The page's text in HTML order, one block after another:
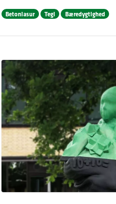
Betonlasur Tegl Bæredygtighed